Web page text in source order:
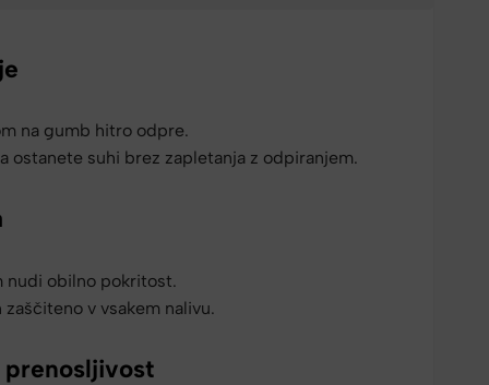
na gumb hitro odpre.
ostanete suhi brez zapletanja z odpiranjem.
nudi obilno pokritost.
v vsakem nalivu.
prenosljivost